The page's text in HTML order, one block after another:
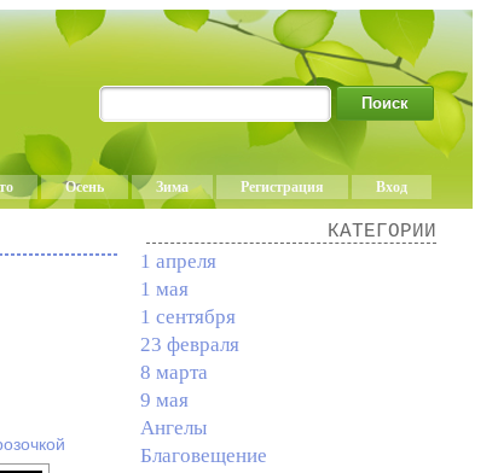
Осень Зима Регистрация Вход
КАТЕГОРИИ
1 апреля
1 мая
1 сентября
23 февраля
8 марта
9 мая
Ангелы
Благовещение